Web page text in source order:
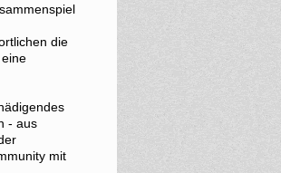
die
- aus
mit